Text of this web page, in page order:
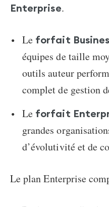
Enterprise.
Le forfait
équipes de taille
outils auteur
complet de gestion
Le forfait
grandes
d’évolutivité et de
Le plan Enterprise